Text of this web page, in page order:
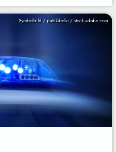
Symbolbild / pattilabelle / stock.adobe.com